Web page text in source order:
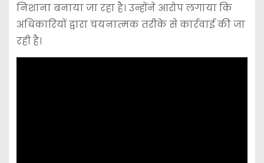
निशाना बनाया जा रहा है। उन्होंने आरोप लगाया कि
अधिकारियों द्वारा चयनात्मक तरीके से कार्रवाई की जा
रही है।